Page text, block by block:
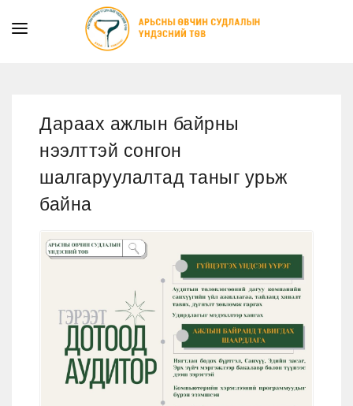
ХУУЛЬ ЭРХ ЗҮЙ
МЭДЭЭ
ИЛ ТОД БАЙДАЛ
Дараах ажлын байрны
нээлттэй сонгон
шалгаруулалтад таныг урьж
байна